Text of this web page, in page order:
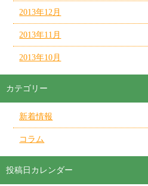
2013年12月
2013年11月
2013年10月
カテゴリー
新着情報
コラム
投稿日カレンダー